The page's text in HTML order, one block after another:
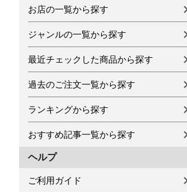
お店の一覧から探す
ジャンルの一覧から探す
最近チェックした商品から探す
過去のご注文一覧から探す
ランキングから探す
おすすめ記事一覧から探す
ヘルプ
ご利用ガイド